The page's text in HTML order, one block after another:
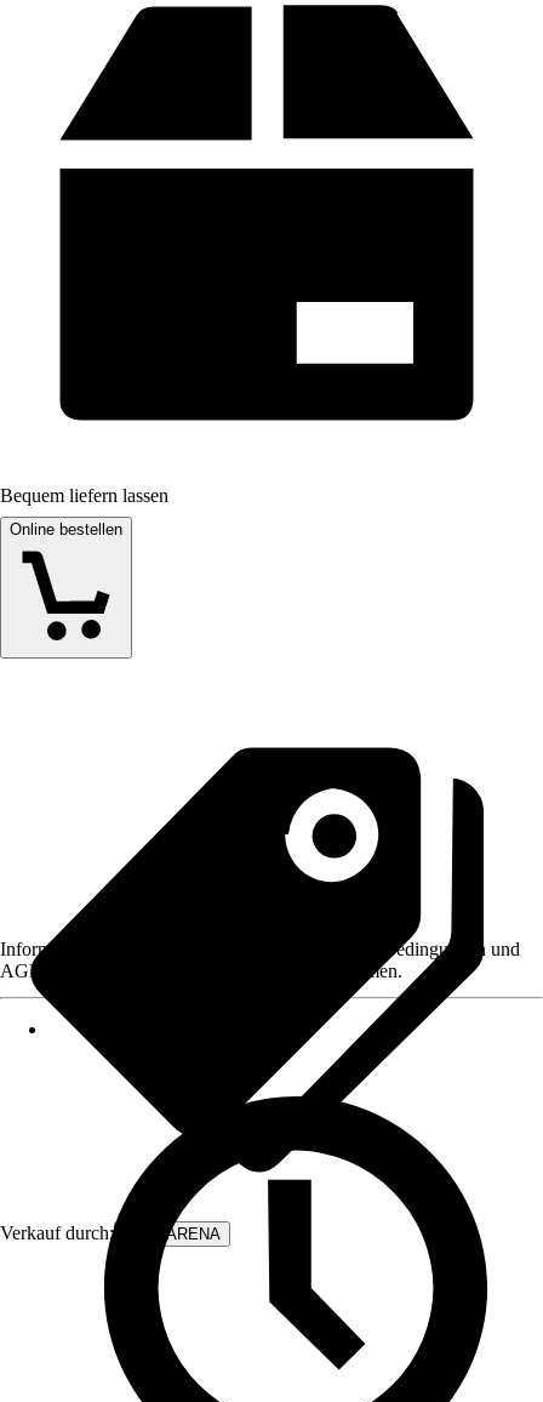
Bequem liefern lassen
Online bestellen
Verkauf durch: WALLARENA
Informationen des Verkäufers, wie z. B. Rückgabebedingungen und
AGB, finden Sie bei Klick auf den Verkäufernamen.